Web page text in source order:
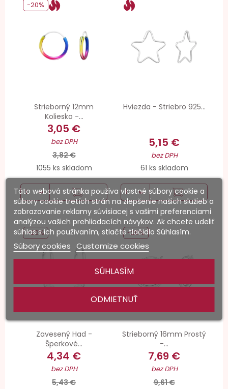
Strieborný 12mm
Koliesko -...
3,05 €
bez DPH
3,82 €
1055 ks skladom
-20%
Hviezda - Striebro 925...
5,15 €
bez DPH
61 ks skladom
Zavesený Had -
Šperkové...
4,34 €
bez DPH
5,43 €
-20%
Strieborný 16mm Prostý
-...
7,69 €
bez DPH
9,61 €
-20%
Táto webová stránka používa vlastné súbory cookie a
súbory cookie tretích strán na zlepšenie našich služieb a
zobrazovanie reklamy súvisiacej s vašimi preferenciami
analýzou vašich prehliadacích návykov. Ak chcete udeliť
súhlas s ich používaním, stlačte tlačidlo Súhlasím.
Súbory cookies Customize cookies
ODMIETNUŤ
SÚHLASÍM